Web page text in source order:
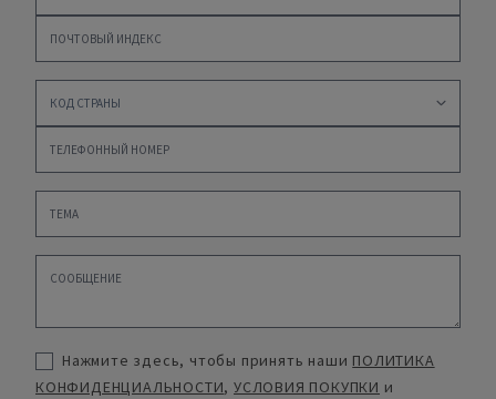
Нажмите здесь, чтобы принять наши ПОЛИТИКА
КОНФИДЕНЦИАЛЬНОСТИ,УСЛОВИЯ ПОКУПКИ и